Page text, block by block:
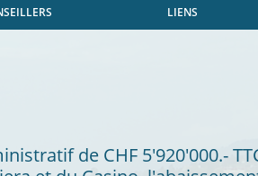
LIENS
de CHF 5'920'000.-